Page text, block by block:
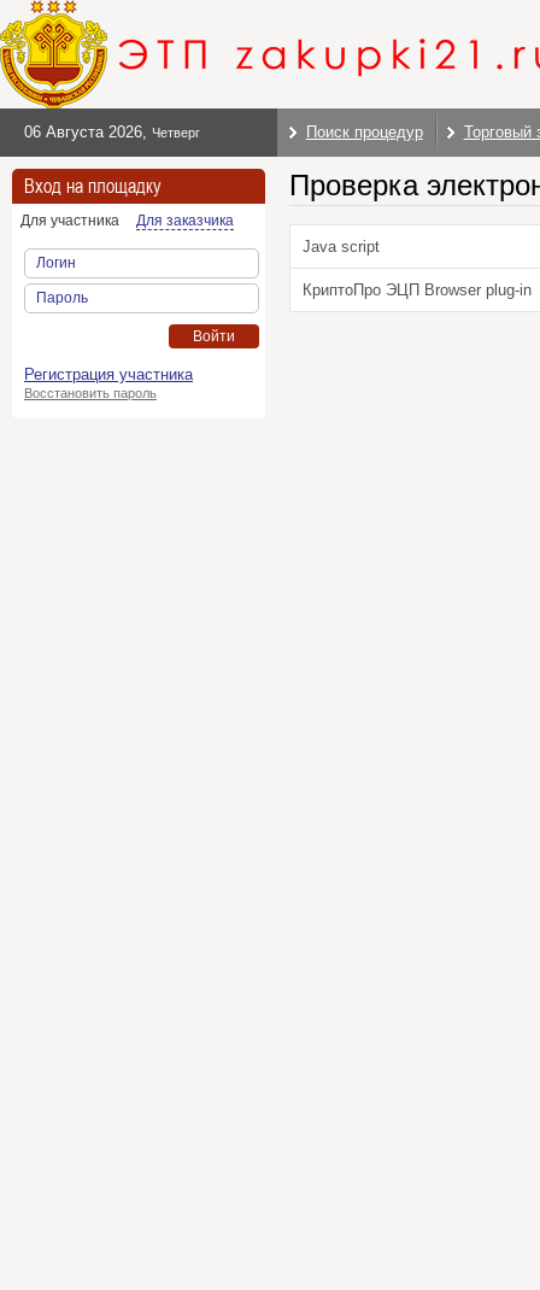
06 Августа 2026, Четверг Поиск процедур Торговый
Вход на площадку
Для участника Для заказчика
Логин
Пароль
Войти
Регистрация участника
Восстановить пароль
Проверка
Java script
КриптоПро ЭЦП Browser plug-in